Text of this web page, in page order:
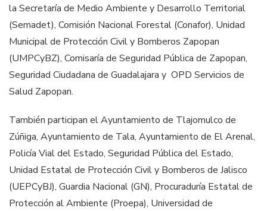
la Secretaría de Medio Ambiente y Desarrollo Territorial
(Semadet), Comisión Nacional Forestal (Conafor), Unidad
Municipal de Protección Civil y Bomberos Zapopan
(UMPCyBZ), Comisaría de Seguridad Pública de Zapopan,
Seguridad Ciudadana de Guadalajara y OPD Servicios de
Salud Zapopan.
También participan el Ayuntamiento de Tlajomulco de
Zúñiga, Ayuntamiento de Tala, Ayuntamiento de El Arenal,
Policía Vial del Estado, Seguridad Pública del Estado,
Unidad Estatal de Protección Civil y Bomberos de Jalisco
(UEPCyBJ), Guardia Nacional (GN), Procuraduría Estatal de
Protección al Ambiente (Proepa), Universidad de